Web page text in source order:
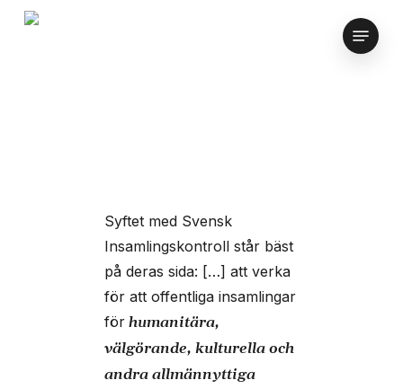
Skip
Menu
Syftet med Svensk
Insamlingskontroll står bäst
på deras sida: […] att verka
för att offentliga insamlingar
för humanitära,
välgörande, kulturella och
andra allmännyttiga